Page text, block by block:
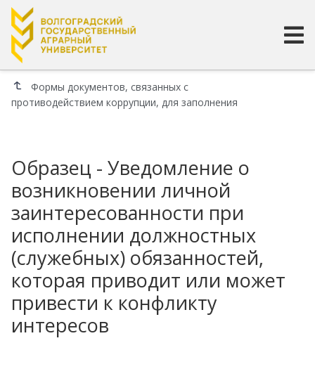
Формы документов, связанных с
противодействием коррупции, для заполнения
Образец - Уведомление о
возникновении личной
заинтересованности при
исполнении должностных
(служебных) обязанностей,
которая приводит или может
привести к конфликту
интересов